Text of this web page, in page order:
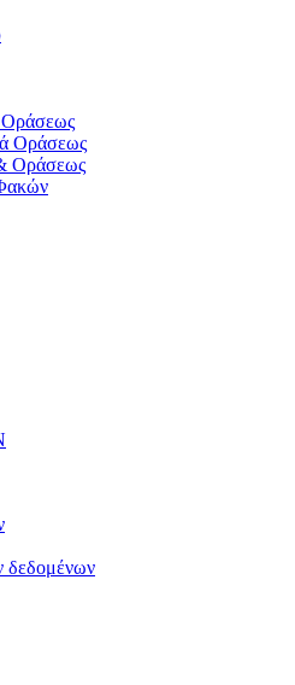
Οράσεως
Οράσεως
Οράσεως
δεδομένων